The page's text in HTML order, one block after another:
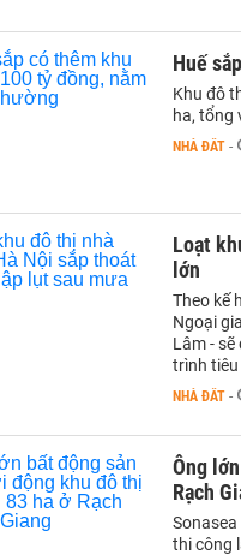
Huế
Khu đô
ha, tổng
NHÀ ĐẤT -
Loạt
lớn
Theo kế
Ngoại
Lâm -
trình
NHÀ ĐẤT -
Ông
Rạch
Sonasea
thi công